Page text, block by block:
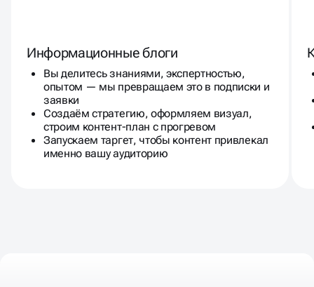
Информационные блоги
Вы делитесь знаниями, экспертностью,
опытом — мы превращаем это в подписки и
заявки
Создаём стратегию, оформляем визуал,
строим контент-план с прогревом
Запускаем таргет, чтобы контент привлекал
именно вашу аудиторию